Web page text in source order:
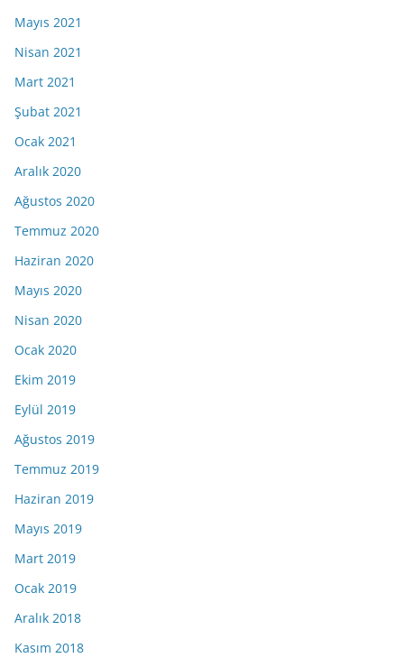
Mayıs 2021
Nisan 2021
Mart 2021
Şubat 2021
Ocak 2021
Aralık 2020
Ağustos 2020
Temmuz 2020
Haziran 2020
Mayıs 2020
Nisan 2020
Ocak 2020
Ekim 2019
Eylül 2019
Ağustos 2019
Temmuz 2019
Haziran 2019
Mayıs 2019
Mart 2019
Ocak 2019
Aralık 2018
Kasım 2018